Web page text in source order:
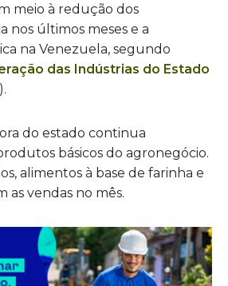
meio à redução dos
nos últimos meses e a
na Venezuela, segundo
das Indústrias do Estado
do estado continua
básicos do agronegócio.
alimentos à base de farinha e
as vendas no mês.